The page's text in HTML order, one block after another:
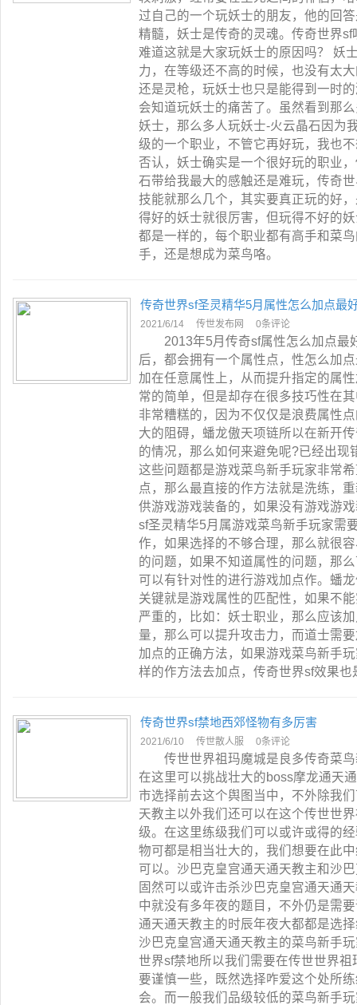
过自己的一个玩妖士的朋友，他的回
精髓，妖士是传奇的灵魂。传奇世界
难道这就是大家玩妖士的原因吗？ 妖
力，在等级还不高的时候，也没有太
还是灵枪，玩妖士也只是能得到一时
会知道玩妖士的痛苦了。虽然看到那
妖士，那么多人玩妖士-火云晶石因为
级的一个职业，不管它再好玩，我也
否认，妖士确实是一个很好玩的职业
石带给我最大的感触还是难玩，传奇
技能就那么几个，其实要真正玩的好
得好的妖士就很厉害，但玩得不好的
都是一样的，每个职业都有高手和菜
手，还是想成为菜鸟咯。
传奇世界sf圣灵精华5月属性怎么加点最
2021/6/14 传世发布网 0条评论
2013年5月传奇sf属性怎么加点最
后，都会拥有一个属性点，性怎么加
加在任意属性上，从而提升指定的属
常的简单，但是却存在很多技巧性在
非常糟糕的，因为不仅仅是浪费属性
大的阻碍，蟠龙傲天项链所以在新开
的情况，那么如何来避免呢?已经出
这些问题都是游戏菜鸟新手玩家非常
点，那么最直接的作方法就是洗练，
供游戏游戏装备的，如果没有游戏游
sf圣灵精华5月属游戏菜鸟新手玩家需
作，如果选择的不够合理，那么就很
的问题，如果不知道属性的问题，那
可以有针对性的进行游戏加点作。蟠
关键就是游戏属性的匹配性，如果不
严重的，比如：妖士职业，那么应该
量，那么可以提升攻击力，而道士需
加点的正确方法，如果游戏菜鸟新手
样的作方法去加点，传奇世界sf效果也
传奇世界sf禁地西郊怪物有多厉害
2021/6/10 传世散人服 0条评论
传世世界祖玛魔城是良多传奇菜鸟
在这里可以挑战壮大的boss摩龙通天
市选择前去这个舆图当中，不外除我
天教主以外我们还可以在这个传世世
级。在这里练级我们可以或许或得的
物可都是相当壮大的，我们想要在此
可以。沙巴克皇宫通天通天教主和沙
固然可以或许击杀沙巴克皇宫通天通
中就没有多年夜的题目，不外仍是需
通天通天教主的时辰年夜大都都是选
沙巴克皇宫通天通天教主的菜鸟新手
世界sf禁地所以我们需要在传世世界
要谨慎一些，既然选择咋爱这个处所
会。而一般我们品级较低的菜鸟新手